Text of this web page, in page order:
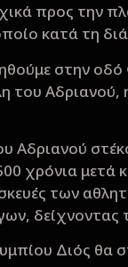
προς την
κατά τη
στην
Αδριανού,
Αδριανού
χρόνια
των
δείχνοντας
Διός θα